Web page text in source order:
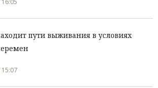
пути выживания в условиях